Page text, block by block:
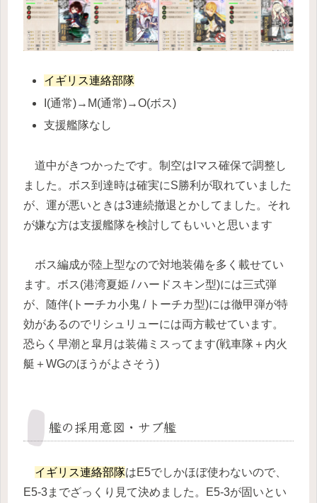
イギリス連絡部隊
I(通常)→M(通常)→O(ボス)
支援艦隊なし
道中がきつかったです。制空はIマス確保で調整し
ました。ボス到達時は確実にS勝利が取れていました
が、運が悪いときは3連続撤退とかしてました。それ
が嫌な方は支援艦隊を検討してもいいと思います
ボス編成が陸上型なので対地装備を多く載せてい
ます。ボス(港湾夏姫 / ハードスキン型)には三式弾
が、随伴(トーチカ小鬼 / トーチカ型)には徹甲弾が特
効があるのでリシュリューには両方載せています。
恐らく早潮と皐月は装備ミスってます(戦車隊＋内火
艇＋WGのほうがよさそう)
艦の採用意図・サブ艦
イギリス連絡部隊はE5でしかほぼ使わないので、
E5-3までざっくり見て決めました。E5-3が固いとい